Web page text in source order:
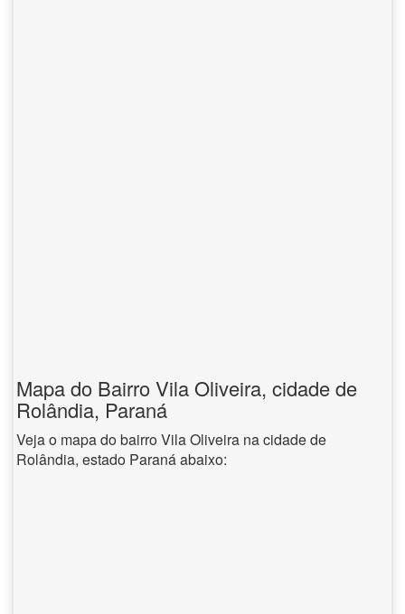
Mapa do Bairro Vila Oliveira, cidade de
Rolândia, Paraná
Veja o mapa do bairro Vila Oliveira na cidade de
Rolândia, estado Paraná abaixo: